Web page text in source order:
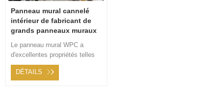
Panneau mural cannelé
intérieur de fabricant de
grands panneaux muraux
gris
Le panneau mural WPC a
d'excellentes propriétés telles
que la protection contre
l'incendie, la résistance à l'eau,
DÉTAILS